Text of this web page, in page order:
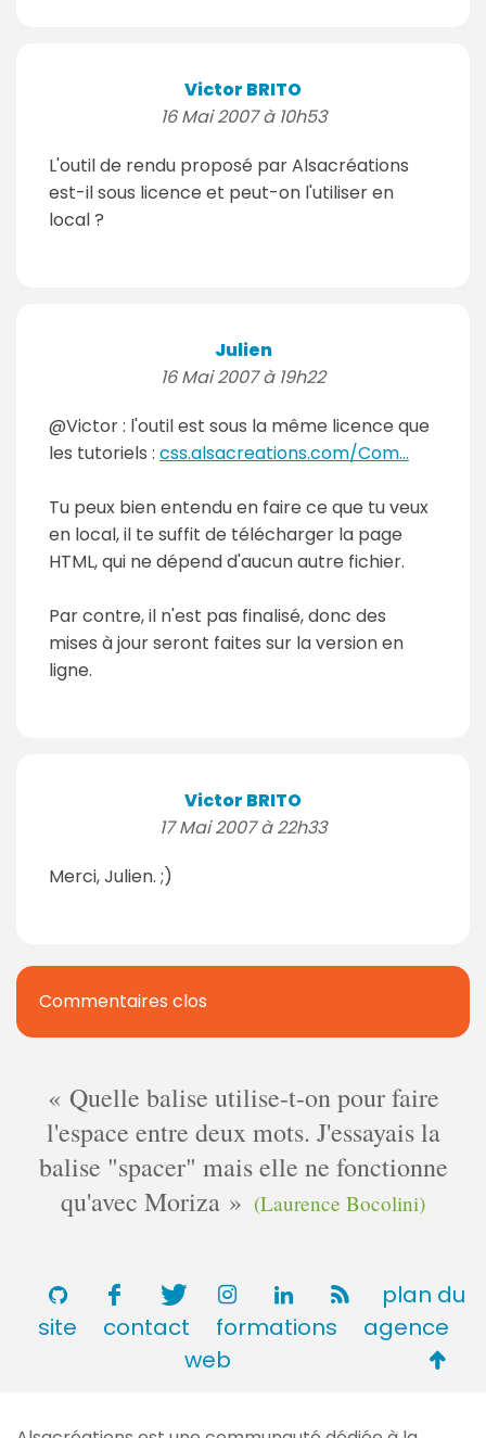
Victor BRITO
16 Mai 2007 à 10h53
L'outil de rendu proposé par Alsacréations
est-il sous licence et peut-on l'utiliser en
local ?
Julien
16 Mai 2007 à 19h22
@Victor : l'outil est sous la même licence que
les tutoriels : css.alsacreations.com/Com...
Tu peux bien entendu en faire ce que tu veux
en local, il te suffit de télécharger la page
HTML, qui ne dépend d'aucun autre fichier.
Par contre, il n'est pas finalisé, donc des
mises à jour seront faites sur la version en
ligne.
Victor BRITO
17 Mai 2007 à 22h33
Merci, Julien. ;)
Commentaires clos
Quelle balise utilise-t-on pour faire
l'espace entre deux mots. J'essayais la
balise "spacer" mais elle ne fonctionne
qu'avec Moriza
(Laurence Bocolini)
plan du
site
contact formations
agence
web